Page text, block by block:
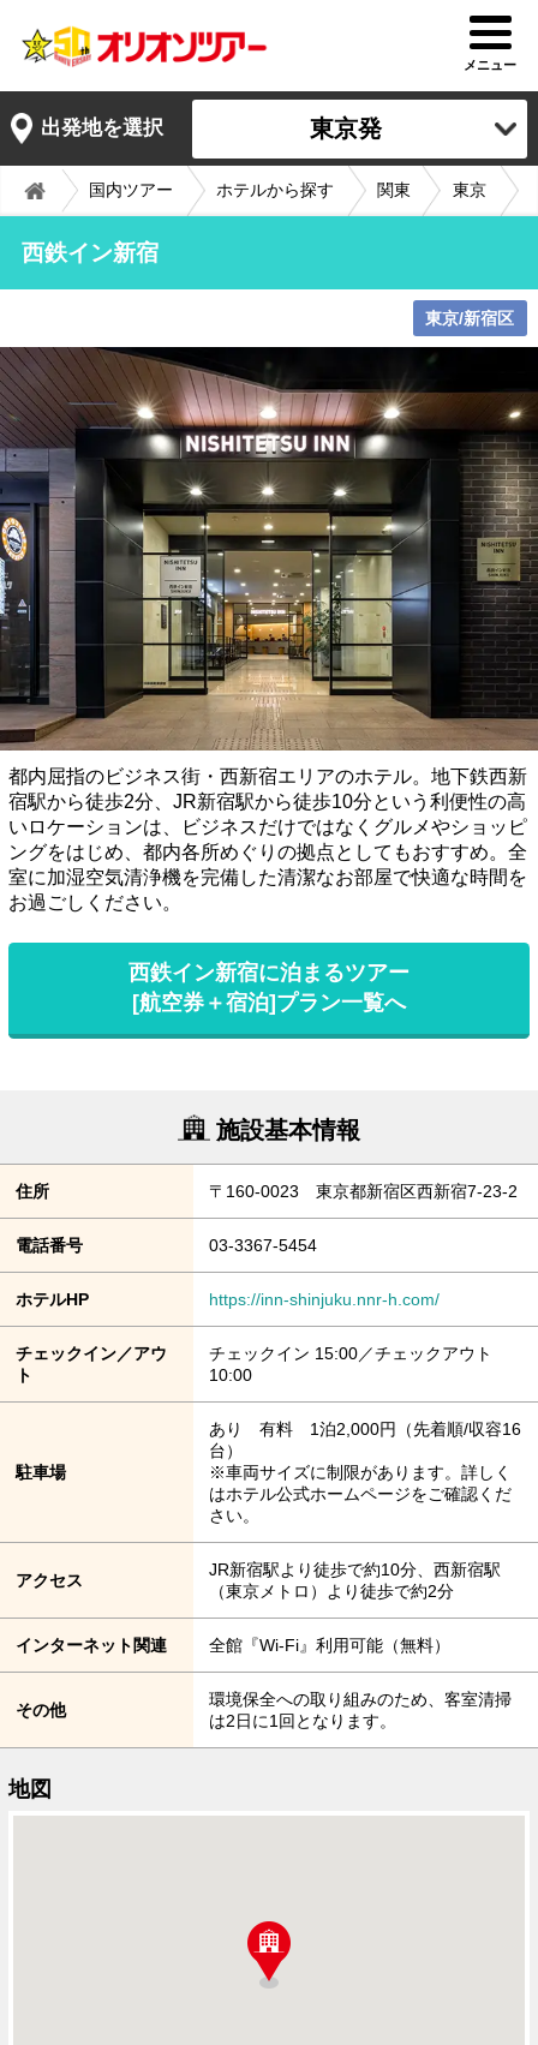
メニュー
出発地を選択 東京発
国内ツアー ホテルから探す 関東 東京
西鉄イン新宿
東京/新宿区
都内屈指のビジネス街・西新宿エリアのホテル。地下鉄西新
宿駅から徒歩2分、JR新宿駅から徒歩10分という利便性の高
いロケーションは、ビジネスだけではなくグルメやショッピ
ングをはじめ、都内各所めぐりの拠点としてもおすすめ。全
室に加湿空気清浄機を完備した清潔なお部屋で快適な時間を
お過ごしください。
西鉄イン新宿に泊まるツアー
[航空券＋宿泊]プラン一覧へ
施設基本情報
住所 〒160-0023 東京都新宿区西新宿7-23-2
電話番号 03-3367-5454
ホテルHP https://inn-shinjuku.nnr-h.com/
チェックイン／アウ
ト
チェックイン 15:00／チェックアウト
10:00
駐車場
あり 有料 1泊2,000円（先着順/収容16
台）
※車両サイズに制限があります。詳しく
はホテル公式ホームページをご確認くだ
さい。
アクセス
JR新宿駅より徒歩で約10分、西新宿駅
（東京メトロ）より徒歩で約2分
インターネット関連 全館『Wi-Fi』利用可能（無料）
その他
環境保全への取り組みのため、客室清掃
は2日に1回となります。
地図